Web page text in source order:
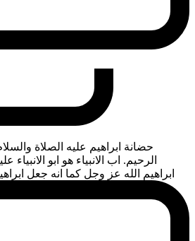
حضانة ابراهيم عليه الصلاة
الرحيم. اب الانبياء هو ابو الانبياء
ابراهيم الله عز وجل كما انه جعل ابراهيم